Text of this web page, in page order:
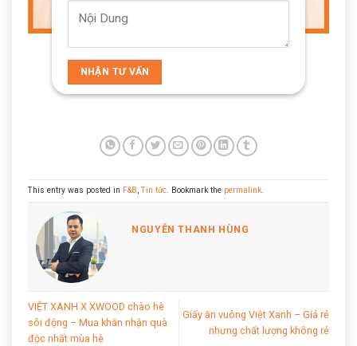
This entry was posted in F&B ,Tin tức . Bookmark the permalink
NGUYỄN THANH HÙNG
VIỆT XANH X XWOOD chào hè
sôi động – Mua khăn nhận quà
độc nhất mùa hè
Giấy ăn vuông Việt Xanh – Giá rẻ
nhưng chất lượng không rẻ